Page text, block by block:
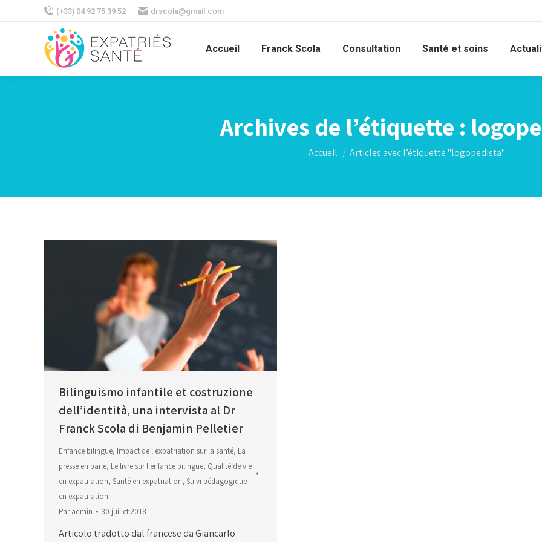
(+33) 04 92 75 39 52 drscola@gmail.com
Accueil Franck Scola Consultation Santé et soins
Archives de l’étiquette :
Vous êtes ici :
Accueil Articles avec l’étiquette "logopedista"
Bilinguismo infantile et costruzione
dell’identità, una intervista al Dr
Franck Scola di Benjamin Pelletier
Enfance bilingue, Impact de l'expatriation sur la santé, La
presse en parle, Le livre sur l'enfance bilingue, Qualité de vie
en expatriation, Santé en expatriation, Suivi pédagogique
en expatriation
Paradmin 30 juillet 2018
Articolo tradotto dal francese da Giancarlo